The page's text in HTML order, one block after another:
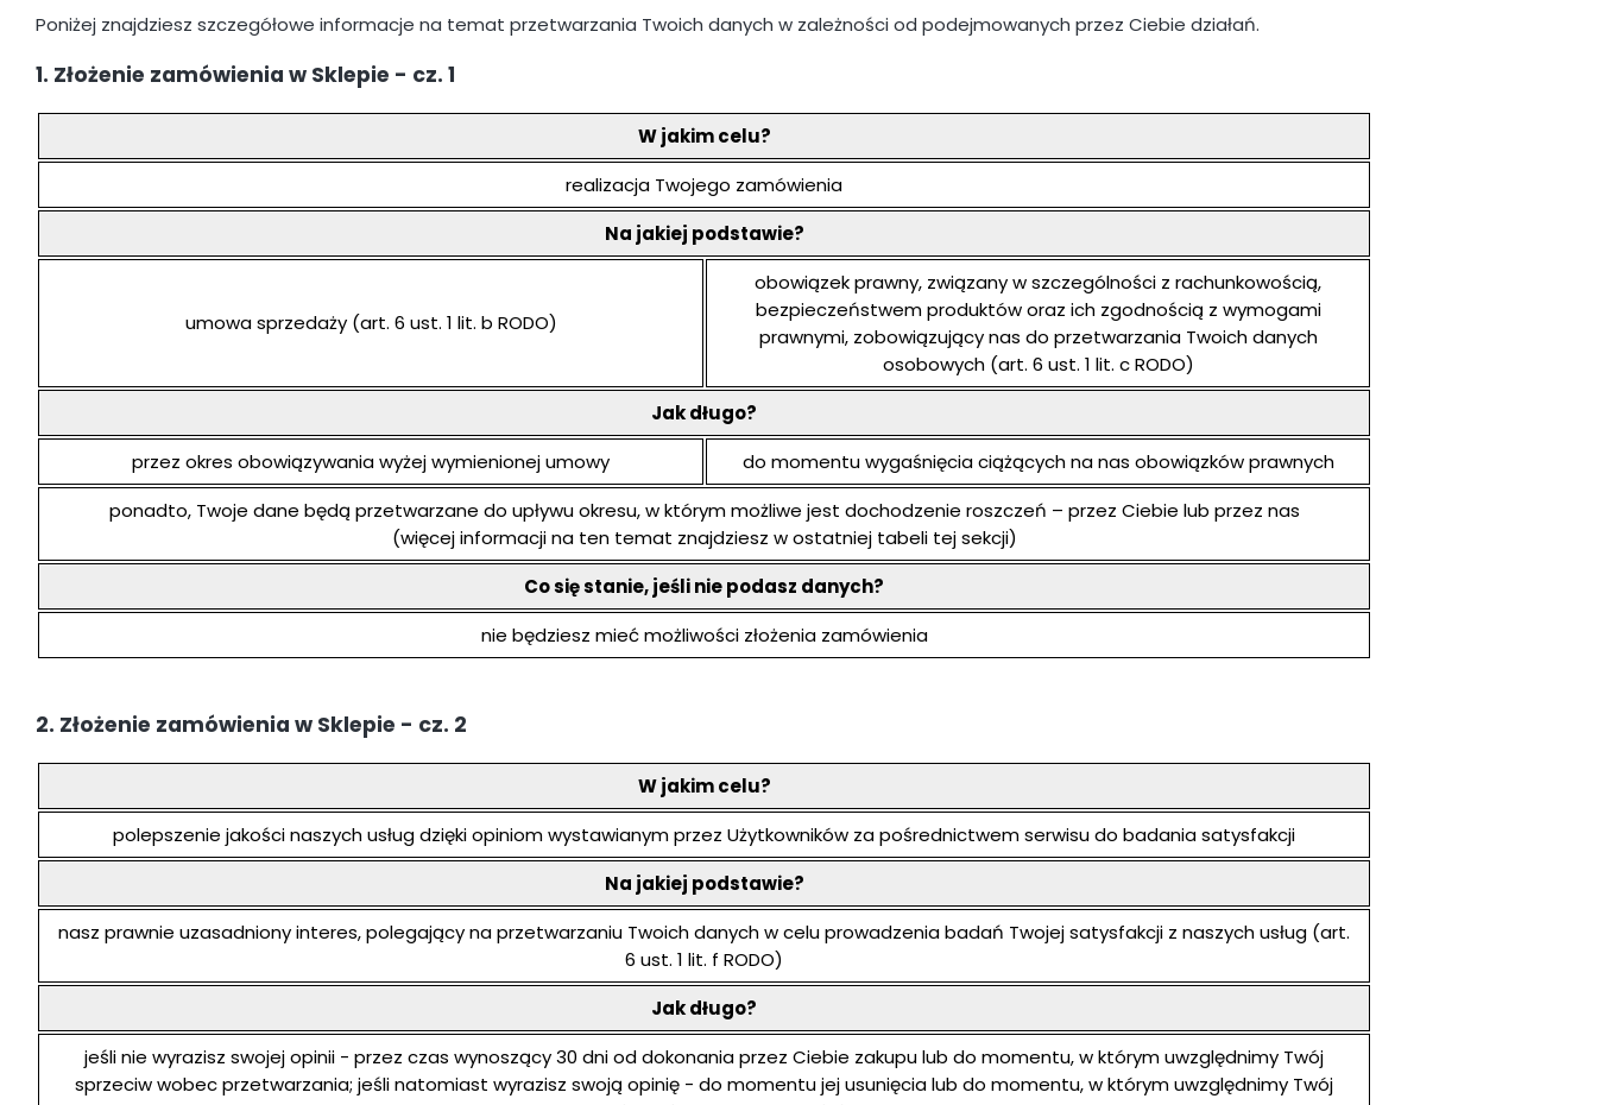
Poniżej znajdziesz szczegółowe informacje na temat przetwarzania Twoich danych w zależności od podejmowanych przez Ciebie działań.
1. Złożenie zamówienia w Sklepie - cz. 1
W jakim celu?
realizacja Twojego zamówienia
Na jakiej podstawie?
umowa sprzedaży (art. 6 ust. 1 lit. b RODO)
obowiązek prawny, związany w szczególności z rachunkowością,
bezpieczeństwem produktów oraz ich zgodnością z wymogami
prawnymi, zobowiązujący nas do przetwarzania Twoich danych
osobowych (art. 6 ust. 1 lit. c RODO)
Jak długo?
przez okres obowiązywania wyżej wymienionej umowy
do momentu wygaśnięcia ciążących na nas obowiązków prawnych
ponadto, Twoje dane będą przetwarzane do upływu okresu, w którym możliwe jest dochodzenie roszczeń – przez Ciebie lub przez nas
(więcej informacji na ten temat znajdziesz w ostatniej tabeli tej sekcji)
Co się stanie, jeśli nie podasz danych?
nie będziesz mieć możliwości złożenia zamówienia
2. Złożenie zamówienia w Sklepie - cz. 2
W jakim celu?
polepszenie jakości naszych usług dzięki opiniom wystawianym przez Użytkowników za pośrednictwem serwisu do badania satysfakcji
Na jakiej podstawie?
nasz prawnie uzasadniony interes, polegający na przetwarzaniu Twoich danych w celu prowadzenia badań Twojej satysfakcji z naszych usług (art.
6 ust. 1 lit. f RODO)
Jak długo?
jeśli nie wyrazisz swojej opinii - przez czas wynoszący 30 dni od dokonania przez Ciebie zakupu lub do momentu, w którym uwzględnimy Twój
sprzeciw wobec przetwarzania; jeśli natomiast wyrazisz swoją opinię - do momentu jej usunięcia lub do momentu, w którym uwzględnimy Twój